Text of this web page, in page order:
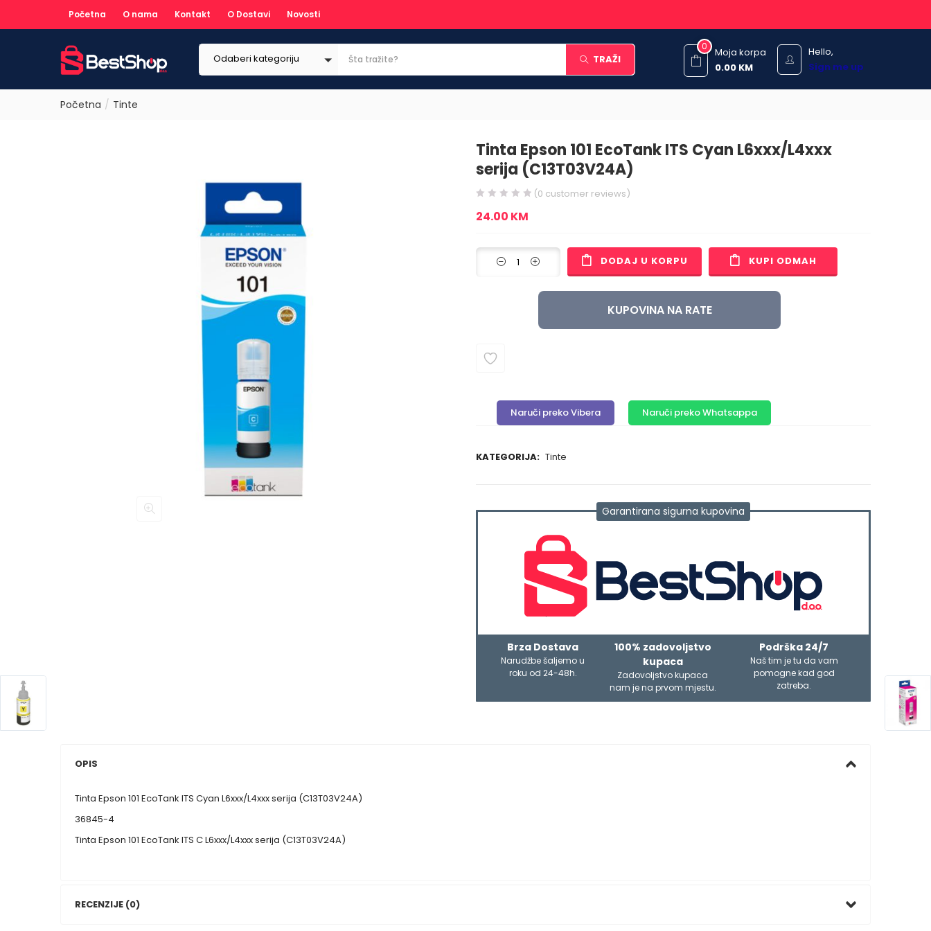
Početna O nama Kontakt O Dostavi Novosti
Odaberi kategoriju TRAŽI
Hello,
Sign me up
0
Moja korpa
0.00 KM
Početna Tinte
Tinta Epson 101 EcoTank ITS Cyan L6xxx/L4xxx
serija (C13T03V24A)
(0 customer reviews)
24.00 KM
DODAJ U KORPU KUPI ODMAH
KUPOVINA NA RATE
Naruči preko Vibera Naruči preko Whatsappa
KATEGORIJA: Tinte
Garantirana sigurna kupovina
Brza Dostava
Narudžbe šaljemo u
roku od 24-48h.
100% zadovoljstvo
kupaca
Zadovoljstvo kupaca
nam je na prvom mjestu.
Podrška 24/7
Naš tim je tu da vam
pomogne kad god
zatreba.
OPIS
Tinta Epson 101 EcoTank ITS Cyan L6xxx/L4xxx serija (C13T03V24A)
36845-4
Tinta Epson 101 EcoTank ITS C L6xxx/L4xxx serija (C13T03V24A)
RECENZIJE (0)